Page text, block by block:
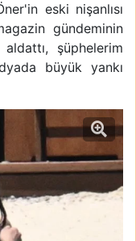
eski nişanlısı
gündeminin
şüphelerim
büyük yankı